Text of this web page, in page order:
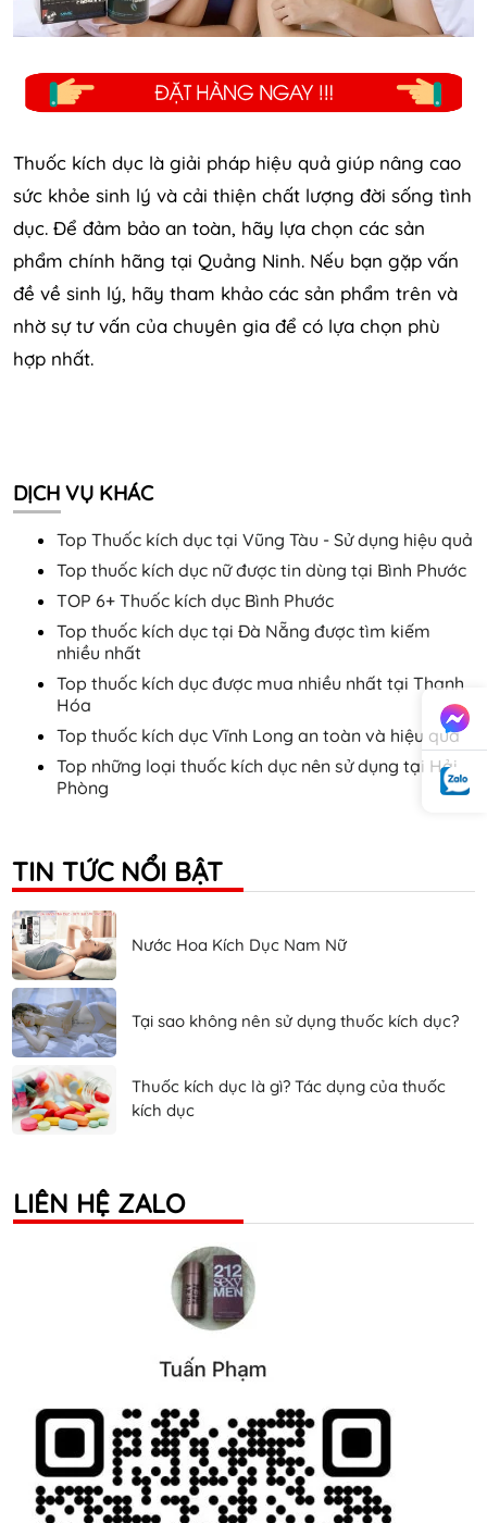
Thuốc kích dục là giải pháp hiệu quả giúp nâng cao
sức khỏe sinh lý và cải thiện chất lượng đời sống tình
dục. Để đảm bảo an toàn, hãy lựa chọn các sản
phẩm chính hãng tại Quảng Ninh. Nếu bạn gặp vấn
đề về sinh lý, hãy tham khảo các sản phẩm trên và
nhờ sự tư vấn của chuyên gia để có lựa chọn phù
hợp nhất.
DỊCH VỤ KHÁC
Top Thuốc kích dục tại Vũng Tàu - Sử dụng hiệu quả
Top thuốc kích dục nữ được tin dùng tại Bình Phước
TOP 6+ Thuốc kích dục Bình Phước
Top thuốc kích dục tại Đà Nẵng được tìm kiếm
nhiều nhất
Top thuốc kích dục được mua nhiều nhất tại Thanh
Hóa
Top thuốc kích dục Vĩnh Long an toàn và hiệu quả
Top những loại thuốc kích dục nên sử dụng tại Hải
Phòng
TIN TỨC NỔI BẬT
Nước Hoa Kích Dục Nam Nữ
Tại sao không nên sử dụng thuốc kích dục?
Thuốc kích dục là gì? Tác dụng của thuốc
kích dục
LIÊN HỆ ZALO